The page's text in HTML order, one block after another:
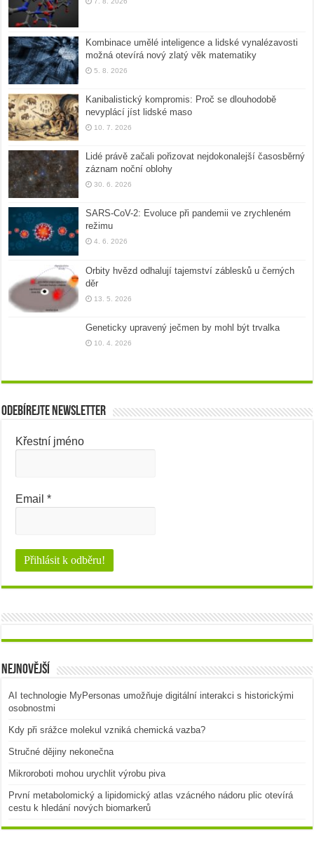
Kombinace umělé inteligence a lidské vynalézavosti
možná otevírá nový zlatý věk matematiky
5. 8. 2026
Kanibalistický kompromis: Proč se dlouhodobě
nevyplácí jíst lidské maso
10. 7. 2026
Lidé právě začali pořizovat nejdokonalejší časosběrný
záznam noční oblohy
30. 6. 2026
SARS-CoV-2: Evoluce při pandemii ve zrychleném
režimu
4. 6. 2026
Orbity hvězd odhalují tajemství záblesků u černých
děr
13. 5. 2026
Geneticky upravený ječmen by mohl být trvalka
10. 4. 2026
Odebírejte newsletter
Křestní jméno
Email*
Nejnovější
AI technologie MyPersonas umožňuje digitální interakci s historickými
osobnostmi
Kdy při srážce molekul vzniká chemická vazba?
Stručné dějiny nekonečna
Mikroroboti mohou urychlit výrobu piva
První metabolomický a lipidomický atlas vzácného nádoru plic otevírá
cestu k hledání nových biomarkerů